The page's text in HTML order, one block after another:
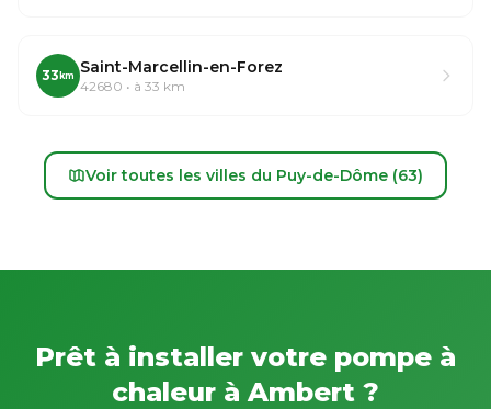
33 km Saint-Marcellin-en-Forez
42680 • à 33 km
Voir toutes les villes du Puy-de-Dôme (63)
Prêt à installer votre pompe à
chaleur à Ambert ?